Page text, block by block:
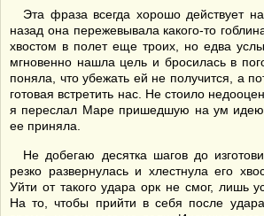
Эта фраза всегда хорошо действует
назад она пережевывала какого-то
хвостом в полет еще троих, но едва
мгновенно нашла цель и бросилась в
поняла, что убежать ей не получится, а
готовая встретить нас. Не стоило
я переслал Маре пришедшую на ум идею
ее приняла.
Не добегаю десятка шагов до
резко развернулась и хлестнула его
Уйти от такого удара орк не смог, лишь
На то, чтобы прийти в себя после